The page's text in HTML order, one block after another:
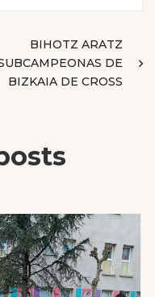
BIHOTZ ARATZ
DE
BIZKAIA DE CROSS